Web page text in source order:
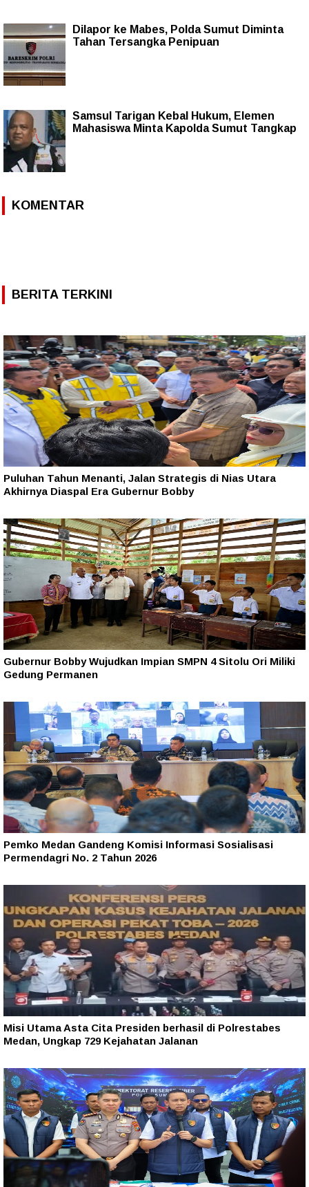
Dilapor ke Mabes, Polda Sumut Diminta
Tahan Tersangka Penipuan
Samsul Tarigan Kebal Hukum, Elemen
Mahasiswa Minta Kapolda Sumut Tangkap
KOMENTAR
BERITA TERKINI
Puluhan Tahun Menanti, Jalan Strategis di Nias Utara
Akhirnya Diaspal Era Gubernur Bobby
Gubernur Bobby Wujudkan Impian SMPN 4 Sitolu Ori Miliki
Gedung Permanen
Pemko Medan Gandeng Komisi Informasi Sosialisasi
Permendagri No. 2 Tahun 2026
Misi Utama Asta Cita Presiden berhasil di Polrestabes
Medan, Ungkap 729 Kejahatan Jalanan